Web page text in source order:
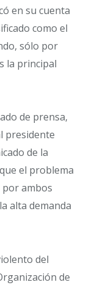
en su cuenta
como el
sólo por
la principal
de prensa,
presidente
de la
el problema
ambos
alta demanda
del
de